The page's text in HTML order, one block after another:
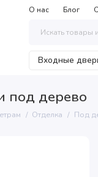
О нас Блог
Входные
под дерево
Отделка Под